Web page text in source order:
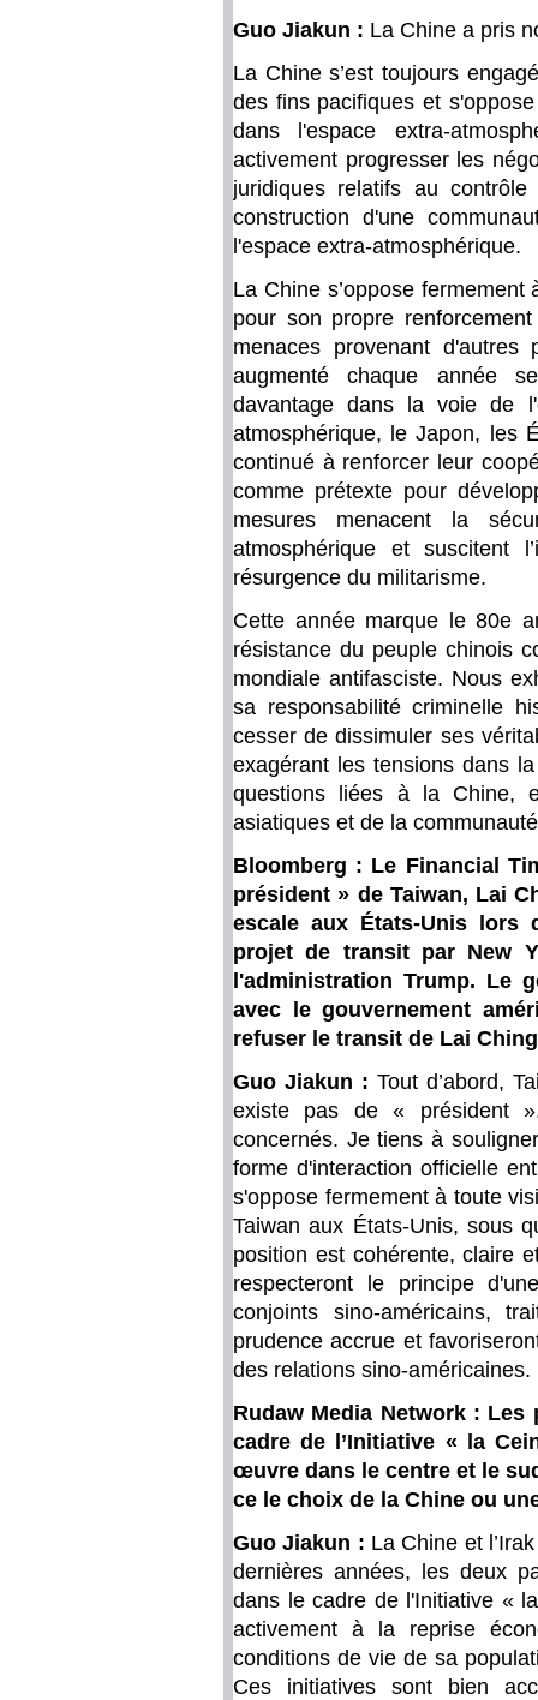
Guo Jiakun : La Chine a pris
La Chine s’est toujours
des fins pacifiques et
dans l'espace extra-
activement progresser les
juridiques relatifs au
construction d'une
l'espace extra-atmosphérique.
La Chine s’oppose
pour son propre
menaces provenant
augmenté chaque année
davantage dans la voie de
atmosphérique, le Japon, les
continué à renforcer leur
comme prétexte pour
mesures menacent la
atmosphérique et suscitent
résurgence du militarisme.
Cette année marque le 80e
résistance du peuple chinois
mondiale antifasciste. Nous
sa responsabilité criminelle
cesser de dissimuler ses
exagérant les tensions dans
questions liées à la Chine,
asiatiques et de la
Bloomberg : Le Financial
président » de Taiwan, Lai
escale aux États-Unis lors
projet de transit par New
l'administration Trump. Le
avec le gouvernement
refuser le transit de Lai
Guo Jiakun : Tout d’abord,
existe pas de « président
concernés. Je tiens à
forme d'interaction officielle
s'oppose fermement à toute
Taiwan aux États-Unis, sous
position est cohérente, claire
respecteront le principe
conjoints sino-américains,
prudence accrue et
des relations sino-américaines.
Rudaw Media Network :
cadre de l’Initiative « la
œuvre dans le centre et le
ce le choix de la Chine ou
Guo Jiakun : La Chine et
dernières années, les deux
dans le cadre de l'Initiative «
activement à la reprise
conditions de vie de sa
Ces initiatives sont bien